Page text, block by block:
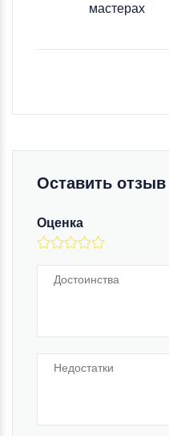
мастерах
Оставить отзыв
Оценка